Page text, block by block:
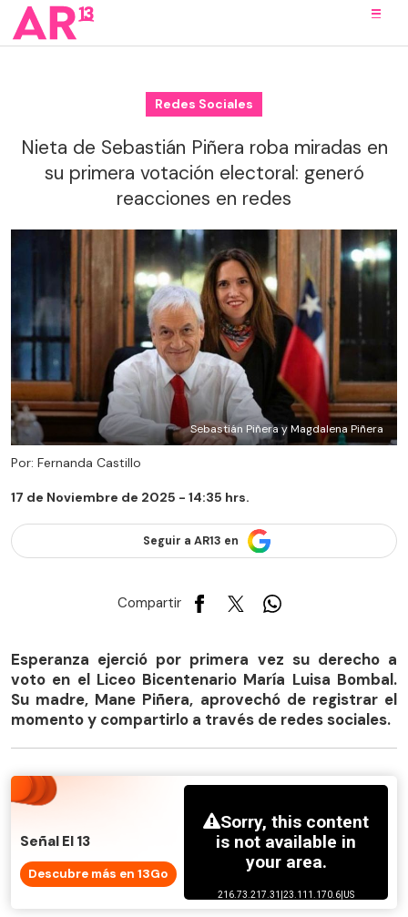
Redes Sociales
Nieta de Sebastián Piñera roba miradas en
su primera votación electoral: generó
reacciones en redes
Sebastián Piñera y Magdalena Piñera
Por: Fernanda Castillo
17 de Noviembre de 2025 - 14:35 hrs.
Seguir a AR13 en
Compartir
Esperanza ejerció por primera vez su derecho a
voto en el Liceo Bicentenario María Luisa Bombal.
Su madre, Mane Piñera, aprovechó de registrar el
momento y compartirlo a través de redes sociales.
Señal El 13
Descubre más en 13Go